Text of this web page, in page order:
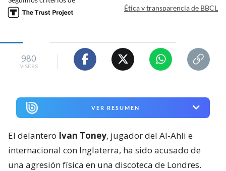
Ética y transparencia de BBCL
980
visitas
VER RESUMEN
El delantero Ivan Toney, jugador del Al-Ahli e
internacional con Inglaterra, ha sido acusado de
una agresión física en una discoteca de Londres.